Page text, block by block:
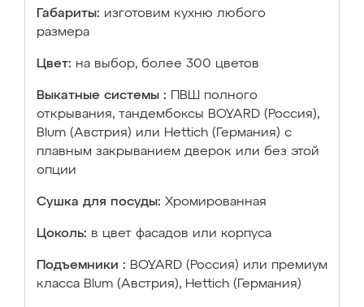
Габариты: изготовим кухню любого
размера
Цвет: на выбор, более 300 цветов
Выкатные системы :
ПВШ полного
открывания, тандембоксы BOYARD (Россия),
Blum (Австрия) или Hettich (Германия) с
плавным закрыванием дверок или без этой
опции
Сушка для посуды: Хромированная
Цоколь: в цвет фасадов или корпуса
Подъемники : BOYARD (Россия) или премиум
класса Blum (Австрия), Hettich (Германия)